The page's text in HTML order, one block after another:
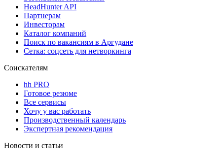
HeadHunter API
Партнерам
Инвесторам
Каталог компаний
Поиск по вакансиям в Аргудане
Сетка: соцсеть для нетворкинга
Соискателям
hh PRO
Готовое резюме
Все сервисы
Хочу у вас работать
Производственный календарь
Экспертная рекомендация
Новости и статьи